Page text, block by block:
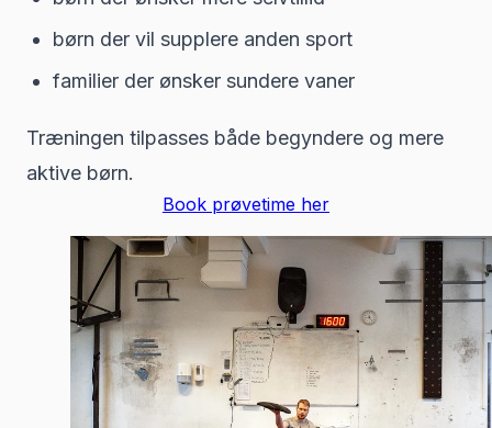
børn der vil supplere anden sport
familier der ønsker sundere vaner
Træningen tilpasses både begyndere og mere
aktive børn.
Book prøvetime her